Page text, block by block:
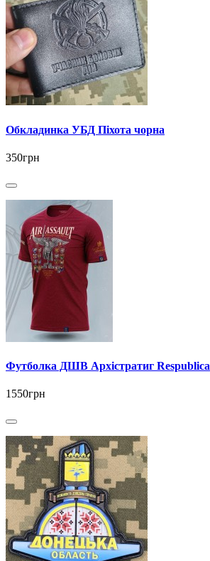
Обкладинка УБД Піхота чорна
350грн
Футболка ДШВ Архістратиг Respublica
1550грн